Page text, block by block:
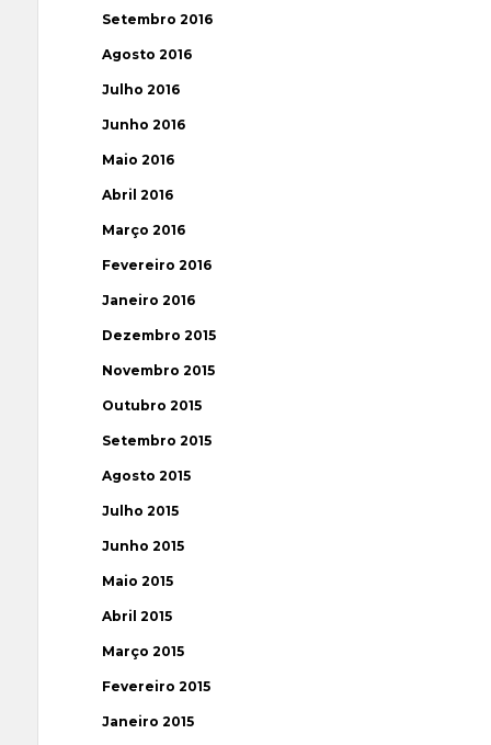
Setembro 2016
Agosto 2016
Julho 2016
Junho 2016
Maio 2016
Abril 2016
Março 2016
Fevereiro 2016
Janeiro 2016
Dezembro 2015
Novembro 2015
Outubro 2015
Setembro 2015
Agosto 2015
Julho 2015
Junho 2015
Maio 2015
Abril 2015
Março 2015
Fevereiro 2015
Janeiro 2015